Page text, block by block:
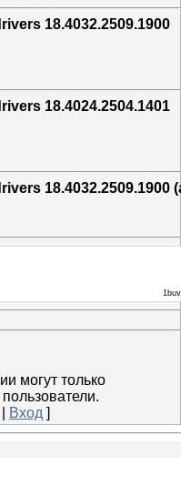
18.4032.2509.1900
18.4024.2504.1401
18.4032.2509.1900
могут только
Вход ]